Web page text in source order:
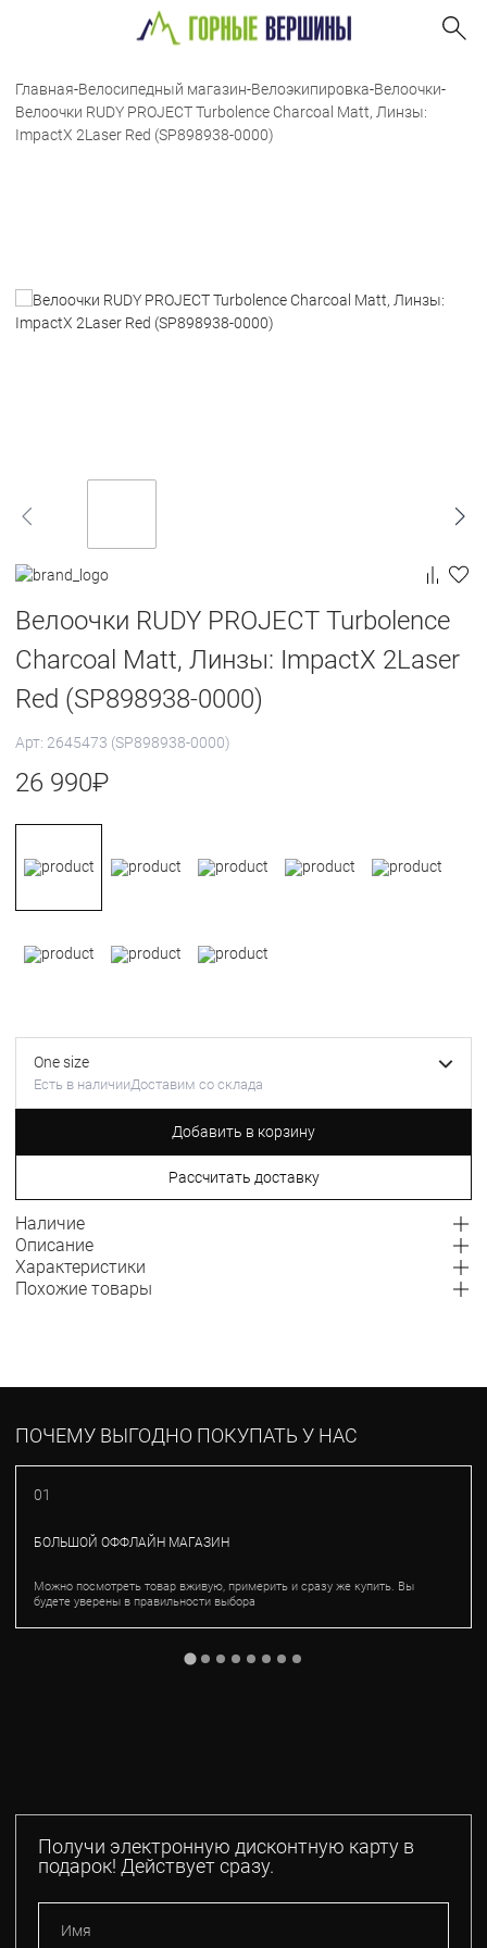
Главная-Велосипедный магазин-Велоэкипировка-Велоочки-
Велоочки RUDY PROJECT Turbolence Charcoal Matt, Линзы:
ImpactX 2Laser Red (SP898938-0000)
Велоочки RUDY PROJECT Turbolence
Charcoal Matt, Линзы: ImpactX 2Laser
Red (SP898938-0000)
Арт: 2645473 (SP898938-0000)
26 990₽
One size
Есть в наличииДоставим со склада
Добавить в корзину
Рассчитать доставку
Наличие
Описание
Характеристики
Похожие товары
ПОЧЕМУ ВЫГОДНО ПОКУПАТЬ У НАС
01
БОЛЬШОЙ ОФФЛАЙН МАГАЗИН
Можно посмотреть товар вживую, примерить и сразу же купить. Вы
будете уверены в правильности выбора
Получи электронную дисконтную карту в
подарок! Действует сразу.